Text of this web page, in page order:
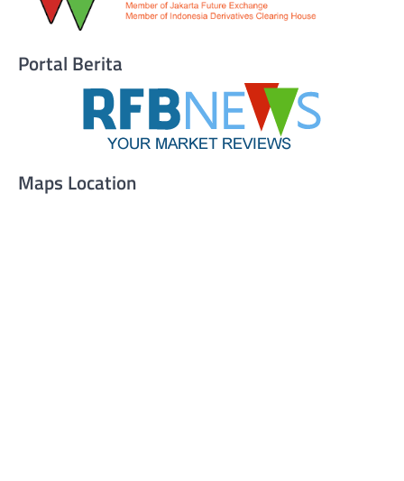
Portal Berita
Maps Location